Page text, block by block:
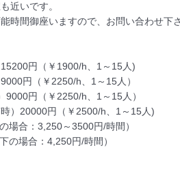
近いです。
時間御座いますので、お問い合わせ下さ
円（￥1900/h、1～15人)
円（￥2250/h、1～15人）
9000円（￥2250/h、1～15人）
）20000円（￥2500/h、1～15人)
場合：3,250～3500円/時間）
の場合：4,250円/時間）